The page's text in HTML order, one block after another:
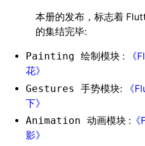
本册的发布，标志着
的集结完毕:
Painting 绘制模块:
《
花》
Gestures 手势模块:
《
下》
Animation 动画模块:
影》